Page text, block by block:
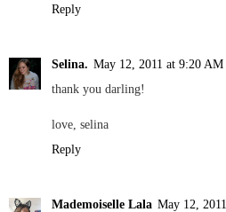
Reply
Selina. May 12, 2011 at 9:20 AM
thank you darling!
love, selina
Reply
Mademoiselle Lala May 12,